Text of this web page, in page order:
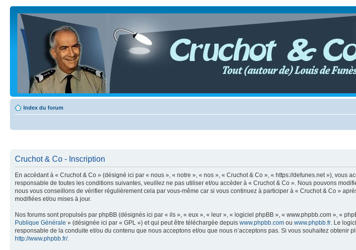
Index du forum
Cruchot & Co - Inscription
En accédant à « Cruchot & Co » (désigné ici par « nous », « notre », « nos », « Cruchot & Co », « https://defunes.net »), vous
responsable de toutes les conditions suivantes, veuillez ne pas utiliser et/ou accéder à « Cruchot & Co ». Nous pouvons
nous vous conseillons de vérifier régulièrement cela par vous-même car si vous continuez à participer à « Cruchot & Co »
modifiées et/ou mises à jour.
Nos forums sont propulsés par phpBB (désignés ici par « ils », « eux », « leur », « logiciel phpBB », « www.phpbb.com », «
Publique Générale » (désignée ici par « GPL ») et qui peut être téléchargée depuis www.phpbb.com ou www.phpbb.fr . Le
responsable de la conduite et/ou du contenu que nous acceptons et/ou que nous n’acceptons pas. Si vous souhaitez obtenir
http://www.phpbb.fr/.